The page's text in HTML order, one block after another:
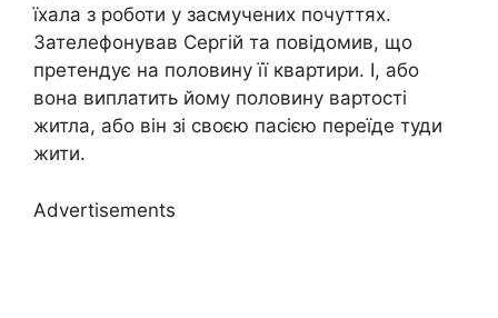
їхала з роботи у засмучених почуттях.
Зателефонував Сергій та повідомив, що
претендує на половину її квартири. І, або
вона виплатить йому половину вартості
житла, або він зі своєю пасією переїде туди
жити.
Advertisements